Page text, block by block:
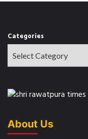
Categories
About Us